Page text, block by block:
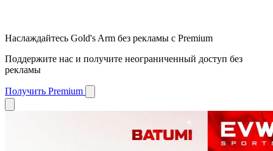
Наслаждайтесь Gold's Arm без рекламы с Premium
Поддержите нас и получите неограниченный доступ без
рекламы
Получить Premium